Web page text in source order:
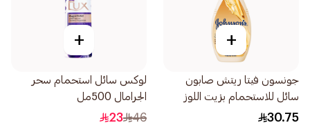
+
جونسون فيتا ريتش صابون
سائل للاستحمام بزيت اللوز
وزبدة الشيا 400مل
30.75
+
لوكس سائل استحمام سحر
الجرامال 500مل
46
23